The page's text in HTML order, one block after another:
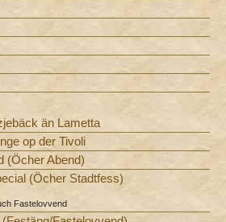
än Lametta
op der Tivoli
(Öcher Abend)
(Öcher Stadtfess)
Fastelovvend